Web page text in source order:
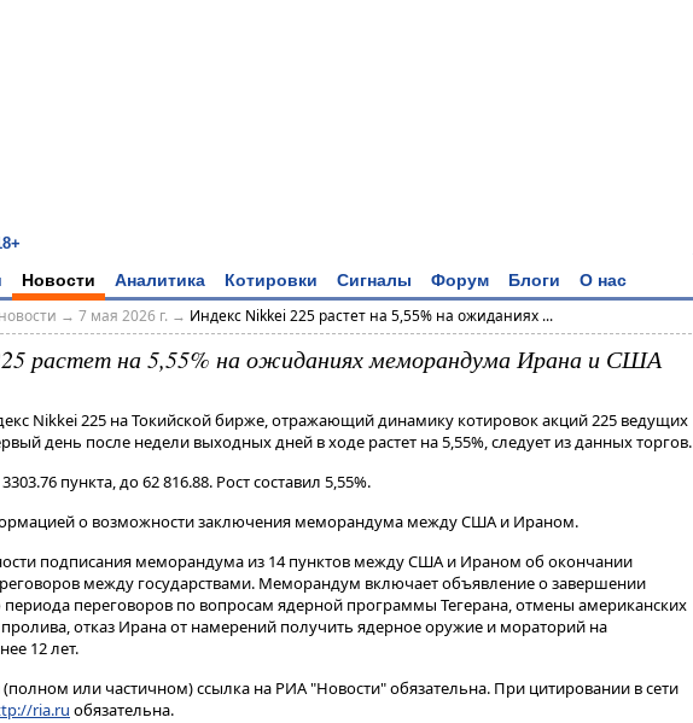
Новости Аналитика Котировки Сигналы Форум Блоги О нас
→ 7 мая 2026 г. → Индекс Nikkei 225 растет на 5,55% на ожиданиях ...
растет на 5,55% на ожиданиях меморандума Ирана и США
Nikkei 225 на Токийской бирже, отражающий динамику котировок акций 225 ведущих
день после недели выходных дней в ходе растет на 5,55%, следует из данных торгов.
пункта, до 62 816.88. Рост составил 5,55%.
о возможности заключения меморандума между США и Ираном.
подписания меморандума из 14 пунктов между США и Ираном об окончании
между государствами. Меморандум включает объявление о завершении
периода переговоров по вопросам ядерной программы Тегерана, отмены американских
отказ Ирана от намерений получить ядерное оружие и мораторий на
12 лет.
или частичном) ссылка на РИА "Новости" обязательна. При цитировании в сети
ria.ru обязательна.